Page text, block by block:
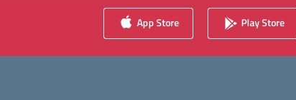
App Store Play Store